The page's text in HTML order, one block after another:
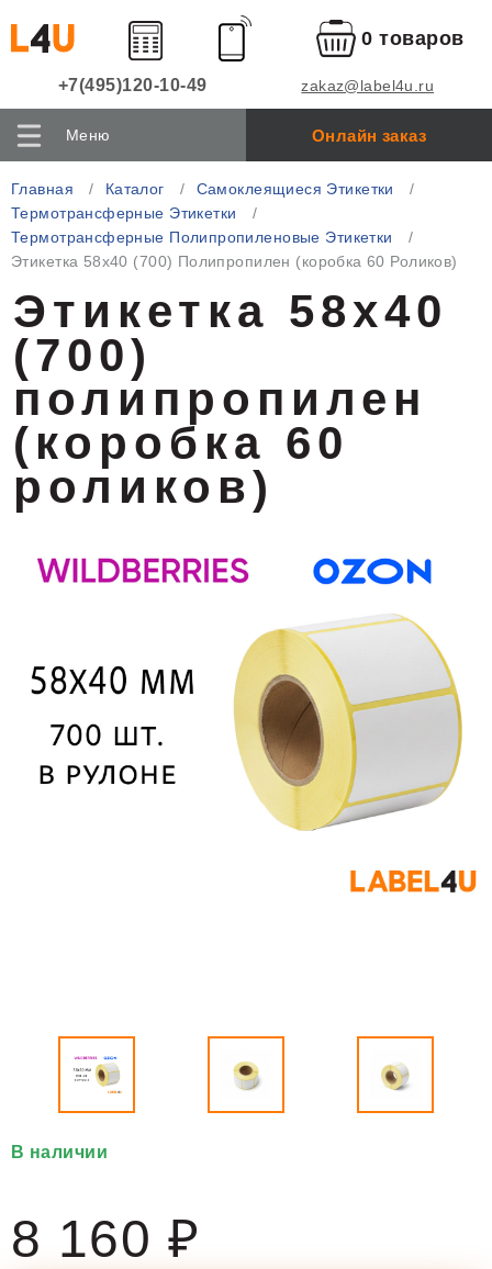
+7(495)120-10-49 zakaz@label4u.ru
0 товаров
Меню Онлайн заказ
Главная Каталог
Самоклеящиеся Этикетки
Термотрансферные Этикетки
Термотрансферные Полипропиленовые Этикетки
Этикетка 58х40 (700) Полипропилен (коробка 60 Роликов)
Этикетка 58х40
(700)
полипропилен
(коробка 60
роликов)
В наличии
8 160 ₽